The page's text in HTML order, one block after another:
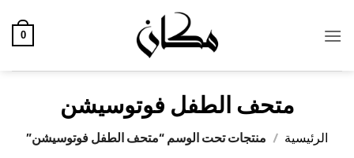
للمحتوى
0
متحف الطفل فوتوسيشن
الرئيسية / منتجات تحت الوسم “متحف الطفل فوتوسيشن”